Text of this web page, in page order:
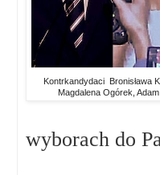
Kontrkandydaci Bronisława
Magdalena Ogórek,
wyborach do